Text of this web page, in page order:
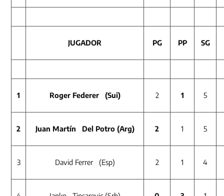
JUGADOR PG PP SG
1 Roger Federer (Sui) 2 1 5
2 Juan Martín Del Potro (Arg) 2 1 5
3 David Ferrer (Esp) 2 1 4